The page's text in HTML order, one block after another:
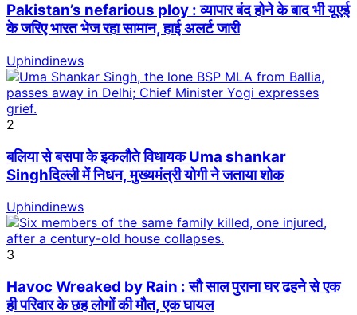
Pakistan’s nefarious ploy : व्यापार बंद होने के बाद भी यूएई
के जरिए भारत भेज रहा सामान, हाई अलर्ट जारी
Uphindinews
2
बलिया से बसपा के इकलौते विधायक Uma shankar
Singhदिल्ली में निधन, मुख्यमंत्री योगी ने जताया शोक
Uphindinews
3
Havoc Wreaked by Rain : सौ साल पुराना घर ढहने से एक
ही परिवार के छह लोगों की मौत, एक घायल